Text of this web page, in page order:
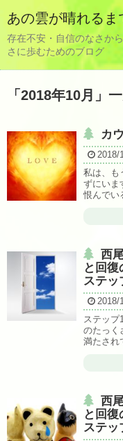
あの雲が晴れる
存在不安・自信のなさか
さに歩むためのブログ
「 2018年10月 」
カ
2018/
私は、も
ずにいま
恨んでい
西
と回
ステッ
2018/
ステッ
のたっく
満たされ
西
と回
ステッ